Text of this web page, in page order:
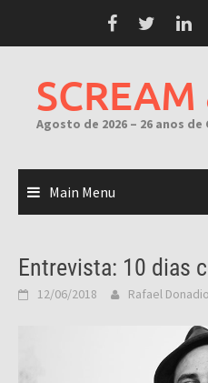
Agosto de 2026 – 26 anos
Main Menu
Entrevista: 10 dias
12/06/2018 Rafael Donadio